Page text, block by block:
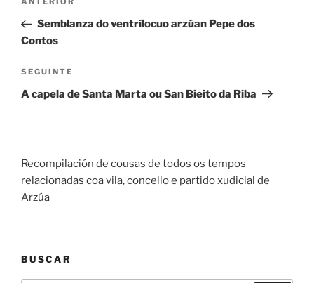
entradas
Entrada
anterior
Semblanza do ventrílocuo arzúan Pepe dos
Contos
Seguinte
entrada
SEGUINTE
A capela de Santa Marta ou San Bieito da Riba
Recompilación de cousas de todos os tempos
relacionadas coa vila, concello e partido xudicial de
Arzúa
BUSCAR